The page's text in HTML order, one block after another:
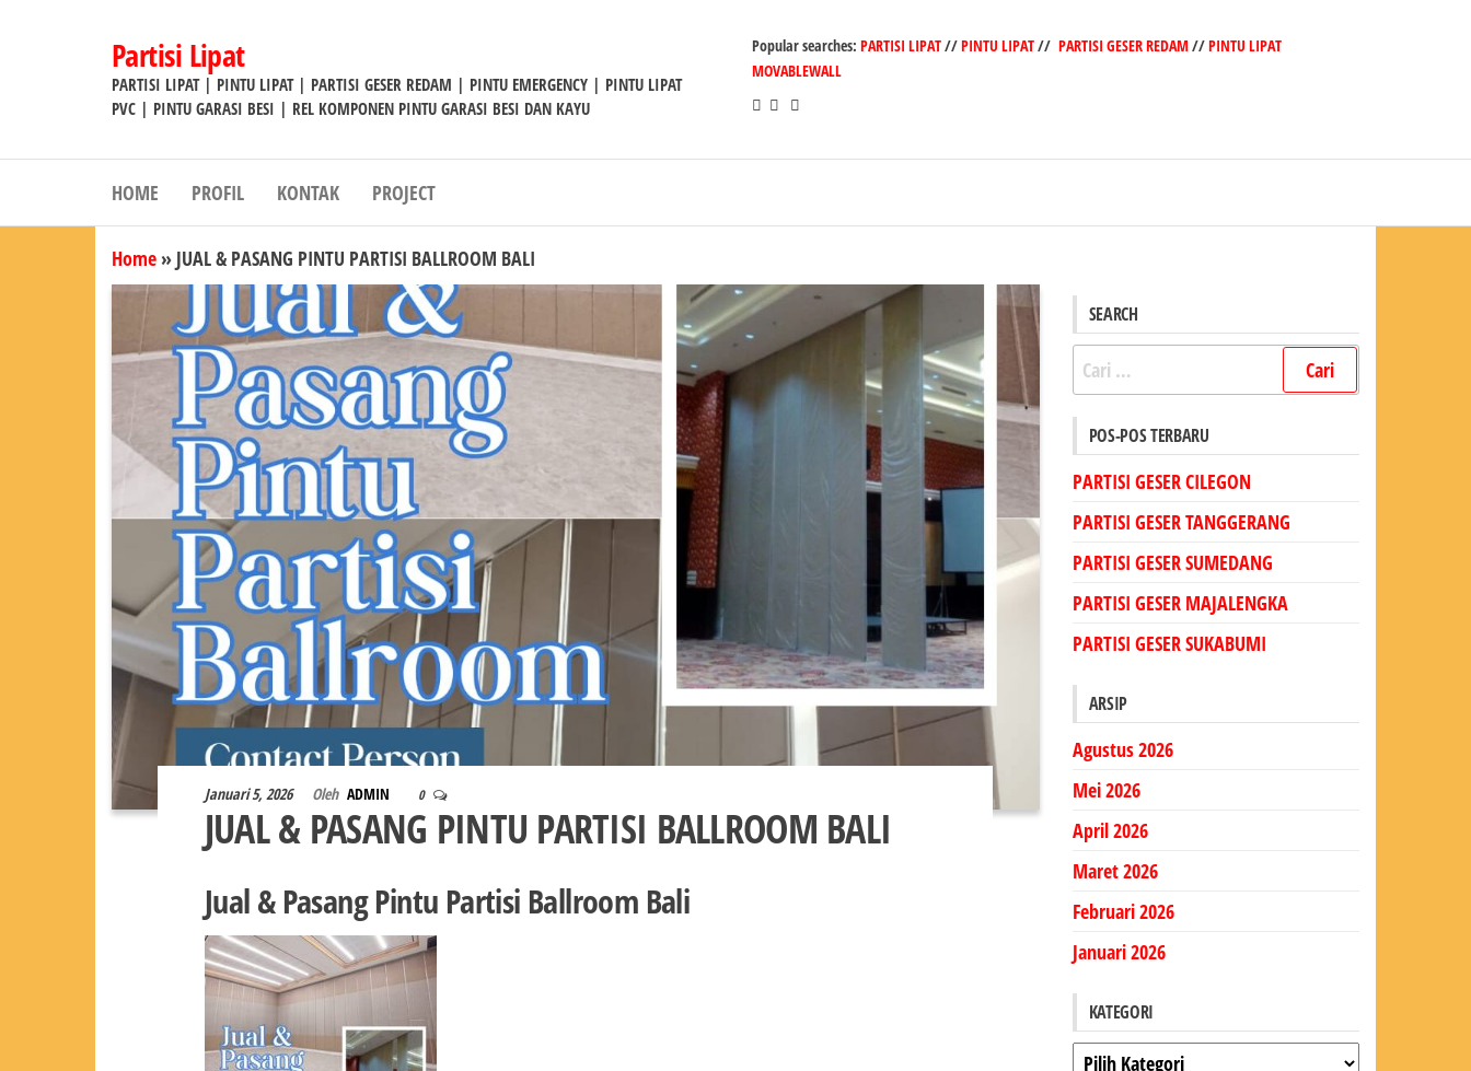
Partisi Lipat
PARTISI LIPAT | PINTU LIPAT | PARTISI GESER REDAM | PINTU EMERGENCY | PINTU LIPAT
PVC | PINTU GARASI BESI | REL KOMPONEN PINTU GARASI BESI DAN KAYU
Popular searches: PARTISI LIPAT//PINTU LIPAT// PARTISI GESER REDAM//PINTU LIPAT
MOVABLEWALL
HOME PROFIL KONTAK PROJECT
Home » JUAL & PASANG PINTU PARTISI BALLROOM BALI
Januari 5, 2026 Oleh ADMIN 0
JUAL & PASANG PINTU PARTISI BALLROOM BALI
Jual & Pasang Pintu Partisi Ballroom Bali
SEARCH
Cari
untuk:
POS-POS TERBARU
PARTISI GESER CILEGON
PARTISI GESER TANGGERANG
PARTISI GESER SUMEDANG
PARTISI GESER MAJALENGKA
PARTISI GESER SUKABUMI
ARSIP
Agustus 2026
Mei 2026
April 2026
Maret 2026
Februari 2026
Januari 2026
KATEGORI
Kategori